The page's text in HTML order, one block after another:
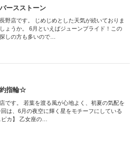
ースストーン
野店です。 じめじめとした天気が続いておりま
ょうか。 6月といえばジューンブライド！この
しの方も多いので…
約指輪☆
です。 若葉を渡る風が心地よく、初夏の気配を
は、6月の夜空に輝く星をモチーフにしている
カ】 乙女座の…